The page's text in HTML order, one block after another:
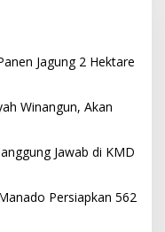
Jagung 2 Hektare
Winangun, Akan
Jawab di KMD
Persiapkan 562